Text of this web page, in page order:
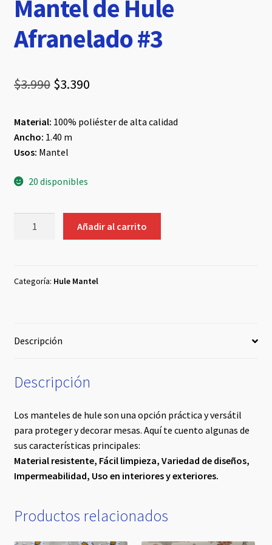
Mantel de Hule
Afranelado #3
$3.990 El
original
era:
$3.390El
actual
Material: 100% poliéster de alta calidad
Ancho: 1.40 m
Usos: Mantel
20 disponibles
#3
Añadir al carrito
Categoría: Hule Mantel
Descripción
Descripción
Los manteles de hule son una opción práctica y versátil
para proteger y decorar mesas. Aquí te cuento algunas de
sus características principales:
Material resistente, Fácil limpieza, Variedad de diseños,
Impermeabilidad, Uso en interiores y exteriores.
Productos relacionados